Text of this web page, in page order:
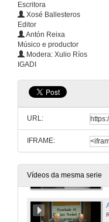
Escritora
Xosé Ballesteros
Editor
Antón Reixa
Músico e productor
Modera: Xulio Ríos
IGADI
URL:
IFRAME:
Vídeos da mesma serie